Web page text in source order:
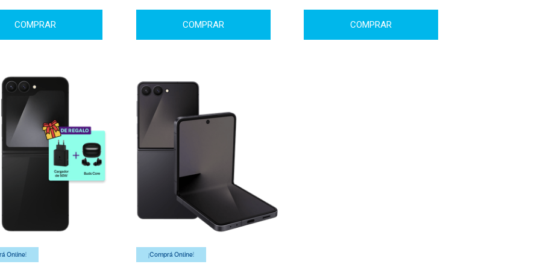
COMPRAR COMPRAR COMPRAR
Online! ¡Comprá Online!